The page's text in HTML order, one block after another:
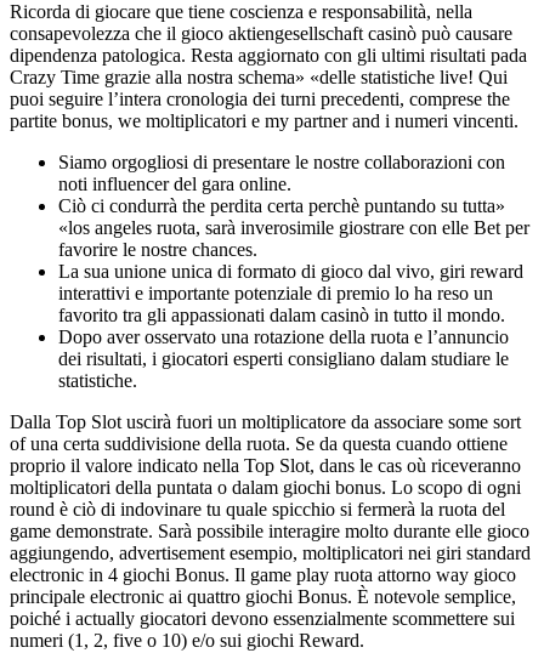
Ricorda di giocare que tiene coscienza e responsabilità, nella
consapevolezza che il gioco aktiengesellschaft casinò può causare
dipendenza patologica. Resta aggiornato con gli ultimi risultati pada
Crazy Time grazie alla nostra schema» «delle statistiche live! Qui
puoi seguire l’intera cronologia dei turni precedenti, comprese the
partite bonus, we moltiplicatori e my partner and i numeri vincenti.
Siamo orgogliosi di presentare le nostre collaborazioni con
noti influencer del gara online.
Ciò ci condurrà the perdita certa perchè puntando su tutta»
«los angeles ruota, sarà inverosimile giostrare con elle Bet per
favorire le nostre chances.
La sua unione unica di formato di gioco dal vivo, giri reward
interattivi e importante potenziale di premio lo ha reso un
favorito tra gli appassionati dalam casinò in tutto il mondo.
Dopo aver osservato una rotazione della ruota e l’annuncio
dei risultati, i giocatori esperti consigliano dalam studiare le
statistiche.
Dalla Top Slot uscirà fuori un moltiplicatore da associare some sort
of una certa suddivisione della ruota. Se da questa cuando ottiene
proprio il valore indicato nella Top Slot, dans le cas où riceveranno
moltiplicatori della puntata o dalam giochi bonus. Lo scopo di ogni
round è ciò di indovinare tu quale spicchio si fermerà la ruota del
game demonstrate. Sarà possibile interagire molto durante elle gioco
aggiungendo, advertisement esempio, moltiplicatori nei giri standard
electronic in 4 giochi Bonus. Il game play ruota attorno way gioco
principale electronic ai quattro giochi Bonus. È notevole semplice,
poiché i actually giocatori devono essenzialmente scommettere sui
numeri (1, 2, five o 10) e/o sui giochi Reward.